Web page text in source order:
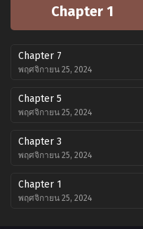
Chapter 1
Chapter 7
พฤศจิกายน 25, 2024
Chapter 5
พฤศจิกายน 25, 2024
Chapter 3
พฤศจิกายน 25, 2024
Chapter 1
พฤศจิกายน 25, 2024